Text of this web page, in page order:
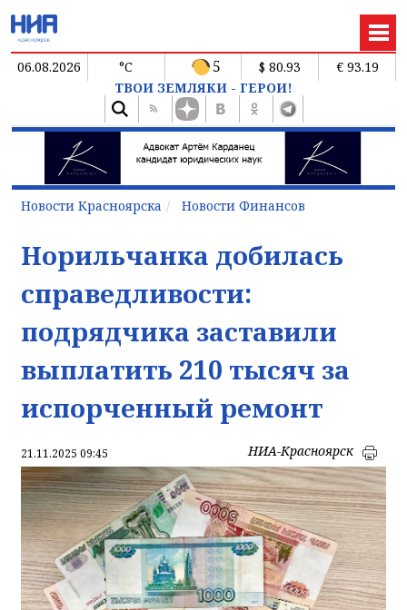
06.08.2026 °C 5 $ 80.93
€ 93.19
ТВОИ ЗЕМЛЯКИ - ГЕРОИ!
Новости Красноярска Новости Финансов
Норильчанка добилась
справедливости:
подрядчика заставили
выплатить 210 тысяч за
испорченный ремонт
21.11.2025 09:45 НИА-Красноярск